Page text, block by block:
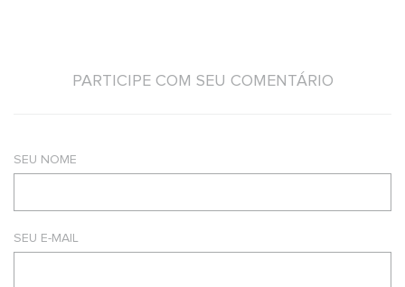
PARTICIPE COM SEU COMENTÁRIO
SEU NOME
SEU E-MAIL